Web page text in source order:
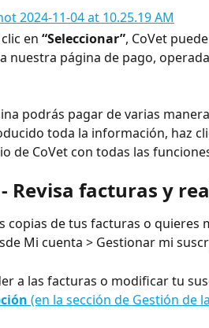
en “Seleccionar”, CoVet
nuestra página de pago,
podrás pagar de varias
toda la información, haz
de CoVet con todas las
- Revisa facturas y
copias de tus facturas o
Mi cuenta > Gestionar mi
a las facturas o modificar tu
(en la sección de Gestión de